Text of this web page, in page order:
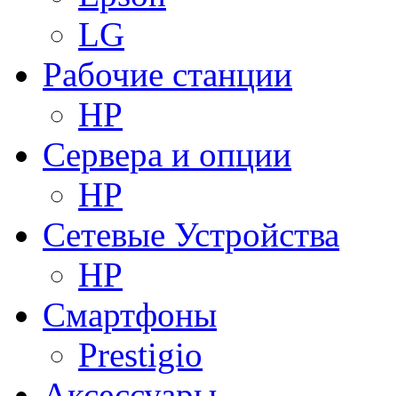
LG
Рабочие станции
HP
Сервера и опции
HP
Сетевые Устройства
HP
Смартфоны
Prestigio